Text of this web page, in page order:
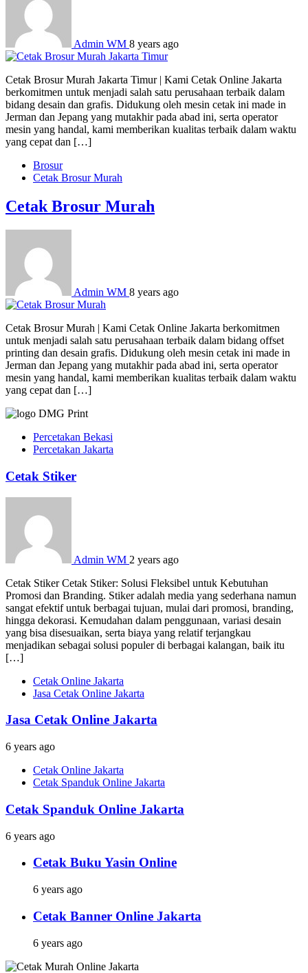
Admin WM 8 years ago
Cetak Brosur Murah Jakarta Timur | Kami Cetak Online Jakarta
berkomitmen untuk menjadi salah satu perusahaan terbaik dalam
bidang desain dan grafis. Didukung oleh mesin cetak ini made in
Jerman dan Jepang yang mutakhir pada abad ini, serta operator
mesin yang handal, kami memberikan kualitas terbaik dalam waktu
yang cepat dan […]
Brosur
Cetak Brosur Murah
Cetak Brosur Murah
Admin WM 8 years ago
Cetak Brosur Murah | Kami Cetak Online Jakarta berkomitmen
untuk menjadi salah satu perusahaan terbaik dalam bidang offset
printing dan desain grafis. Didukung oleh mesin cetak ini made in
Jerman dan Jepang yang mutakhir pada abad ini, serta operator
mesin yang handal, kami memberikan kualitas terbaik dalam waktu
yang cepat dan […]
Percetakan Bekasi
Percetakan Jakarta
Cetak Stiker
Admin WM 2 years ago
Cetak Stiker Cetak Stiker: Solusi Fleksibel untuk Kebutuhan
Promosi dan Branding. Stiker adalah media yang sederhana namun
sangat efektif untuk berbagai tujuan, mulai dari promosi, branding,
hingga dekorasi. Kemudahan dalam penggunaan, variasi desain
yang bisa disesuaikan, serta biaya yang relatif terjangkau
menjadikan sebagai solusi populer di berbagai kalangan, baik itu
[…]
Cetak Online Jakarta
Jasa Cetak Online Jakarta
Jasa Cetak Online Jakarta
6 years ago
Cetak Online Jakarta
Cetak Spanduk Online Jakarta
Cetak Spanduk Online Jakarta
6 years ago
Cetak Buku Yasin Online
6 years ago
Cetak Banner Online Jakarta
6 years ago